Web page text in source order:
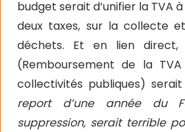
budget serait d’unifier la TVA à
deux taxes, sur la collecte
déchets. Et en lien direct,
(Remboursement de la
collectivités publiques) serait
report d’une année du
suppression, serait terrible